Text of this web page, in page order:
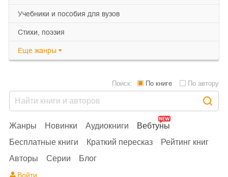
учебники и пособия для вузов
cтихи, поэзия
Еще жанры
Жанры Новинки Аудиокниги
Вебтуны
Бесплатные книги
Краткий пересказ
Рейтинг книг
Авторы
Серии Блог
Поиск: По книге По автору
Войти